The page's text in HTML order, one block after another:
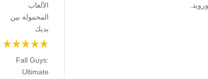
الألعاب
المحمولة بين
يديك
Fall Guys:
Ultimate